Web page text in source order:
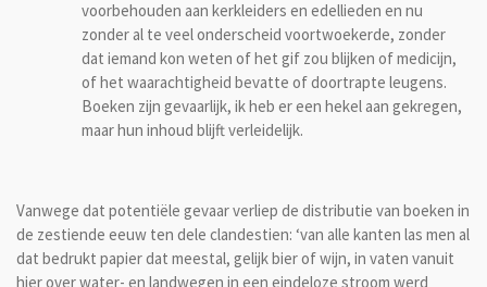
voorbehouden aan kerkleiders en edellieden en nu
zonder al te veel onderscheid voortwoekerde, zonder
dat iemand kon weten of het gif zou blijken of medicijn,
of het waarachtigheid bevatte of doortrapte leugens.
Boeken zijn gevaarlijk, ik heb er een hekel aan gekregen,
maar hun inhoud blijft verleidelijk.
Vanwege dat potentiële gevaar verliep de distributie van boeken in
de zestiende eeuw ten dele clandestien: ‘van alle kanten las men al
dat bedrukt papier dat meestal, gelijk bier of wijn, in vaten vanuit
hier over water- en landwegen in een eindeloze stroom werd